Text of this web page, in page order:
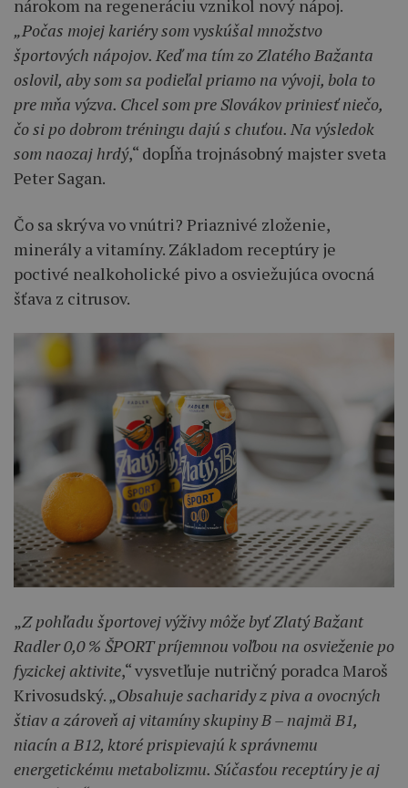
nárokom na regeneráciu vznikol nový nápoj.
„Počas mojej kariéry som vyskúšal množstvo
športových nápojov. Keď ma tím zo Zlatého Bažanta
oslovil, aby som sa podieľal priamo na vývoji, bola to
pre mňa výzva. Chcel som pre Slovákov priniesť niečo,
čo si po dobrom tréningu dajú s chuťou. Na výsledok
som naozaj hrdý,“ dopĺňa trojnásobný majster sveta
Peter Sagan.
Čo sa skrýva vo vnútri? Priaznivé zloženie,
minerály a vitamíny. Základom receptúry je
poctivé nealkoholické pivo a osviežujúca ovocná
šťava z citrusov.
„Z pohľadu športovej výživy môže byť Zlatý Bažant
Radler 0,0 % ŠPORT príjemnou voľbou na osvieženie po
fyzickej aktivite,“ vysvetľuje nutričný poradca Maroš
Krivosudský. „Obsahuje sacharidy z piva a ovocných
štiav a zároveň aj vitamíny skupiny B – najmä B1,
niacín a B12, ktoré prispievajú k správnemu
energetickému metabolizmu. Súčasťou receptúry je aj